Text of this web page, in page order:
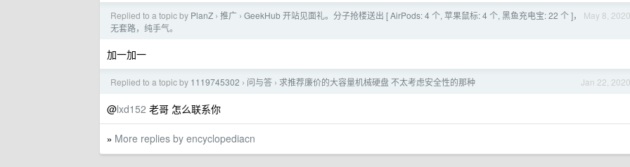
May 8, 2020
Replied to a topic by PlanZ › 推广 › GeekHub 开站见面礼。分子抢楼送出 [ AirPods: 4 个, 苹果鼠标: 4 个, 黑鱼充电宝: 22 个 ]，
无套路，纯手气。
加一加一
Jan 22, 2020
Replied to a topic by 1119745302 › 问与答 › 求推荐廉价的大容量机械硬盘 不太考虑安全性的那种
@lxd152 老哥 怎么联系你
» More replies by encyclopediacn